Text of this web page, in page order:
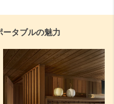
ータブルの魅力